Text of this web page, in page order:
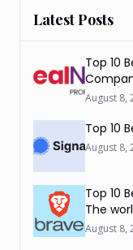
Latest Posts
Top 10
August 8,
Top 10
August 8,
Top 10
The
August 8,